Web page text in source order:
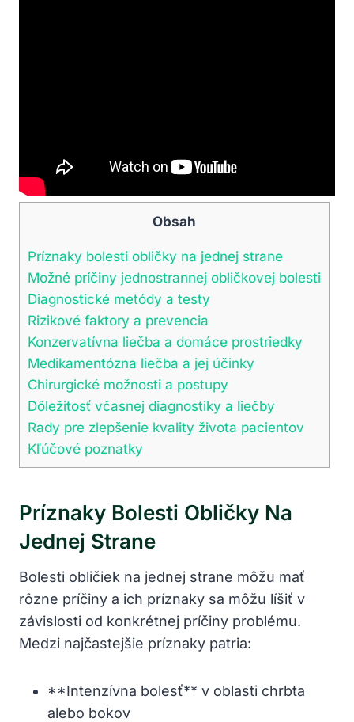
Obsah
Príznaky bolesti obličky na jednej strane
Možné príčiny jednostrannej obličkovej bolesti
Diagnostické metódy a testy
Rizikové faktory a prevencia
Konzervatívna liečba a domáce prostriedky
Medikamentózna liečba a jej účinky
Chirurgické možnosti a postupy
Dôležitosť včasnej diagnostiky a liečby
Rady pre zlepšenie kvality života pacientov
Kľúčové poznatky
Príznaky Bolesti Obličky Na
Jednej Strane
Bolesti obličiek na jednej strane môžu mať
rôzne príčiny a ich príznaky sa môžu líšiť v
závislosti od konkrétnej príčiny problému.
Medzi najčastejšie príznaky patria:
**Intenzívna bolesť** v oblasti chrbta
alebo bokov